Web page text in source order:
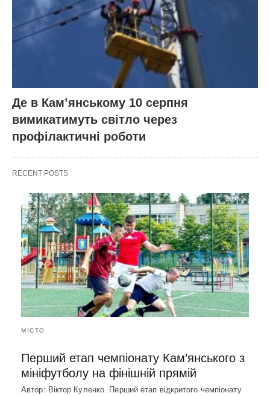
Де в Кам’янському 10 серпня
вимикатимуть світло через
профілактичні роботи
RECENT POSTS
МІСТО
Перший етап чемпіонату Кам’янського з
мініфутболу на фінішній прямій
Автор: Віктор Куленко. Перший етап відкритого чемпіонату